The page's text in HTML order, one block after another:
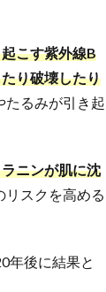
こす紫外線B
り破壊したり
たるみが引き起
ニンが肌に沈
リスクを高める
年後に結果と